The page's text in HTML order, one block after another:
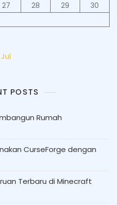
27 28 29
30
POSTS
Rumah
CurseForge dengan
Terbaru di Minecraft